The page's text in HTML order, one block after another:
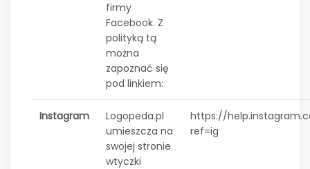
firmy
Facebook. Z
polityką tą
można
zapoznać się
pod linkiem:
Instagram
Logopeda.pl
umieszcza na
swojej stronie
wtyczki
https://
ref=ig